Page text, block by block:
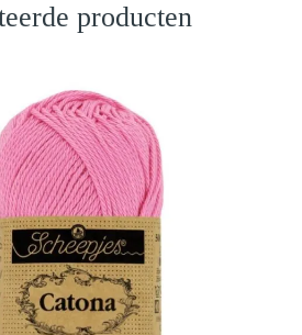
producten